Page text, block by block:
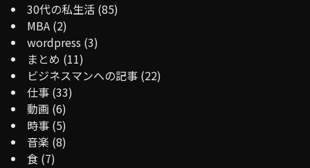
30代の私生活 (85)
MBA (2)
wordpress (3)
まとめ (11)
ビジネスマンへの記事 (22)
仕事 (33)
動画 (6)
時事 (5)
音楽 (8)
食 (7)